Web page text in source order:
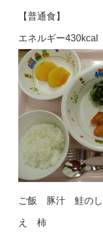
【普通食】
エネルギー
ご飯 豚汁 鮭のし
え 柿